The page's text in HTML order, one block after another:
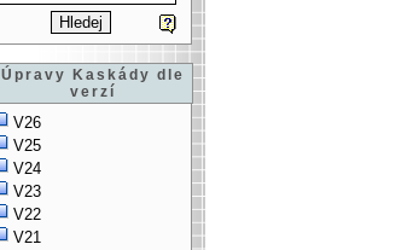
Úpravy Kaskády dle
verzí
V26
V25
V24
V23
V22
V21